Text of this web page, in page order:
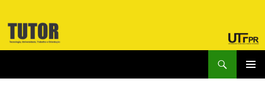
para
conteúdo